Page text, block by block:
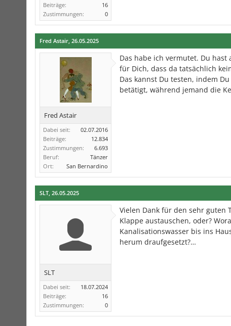
Beiträge:
16
Zustimmungen:
0
Fred Astair, 26.05.2025
Fred Astair
Dabei seit:
02.07.2016
Beiträge:
12.834
Zustimmungen:
6.693
Beruf:
Tänzer
Ort:
San Bernardino
Das habe ich vermutet. Du
für Dich, dass da tatsächlich
Das kannst Du testen, indem
betätigt, während jemand die
SLT, 26.05.2025
SLT
Dabei seit:
18.07.2024
Beiträge:
16
Zustimmungen:
0
Vielen Dank für den sehr
Klappe austauschen, oder?
Kanalisationswasser bis ins
herum draufgesetzt?…